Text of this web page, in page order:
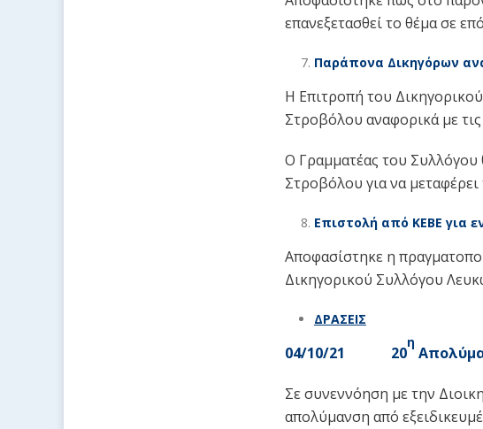
επανεξετασθεί το θέμα σε
Παράπονα Δικηγόρων
Η Επιτροπή του
Στροβόλου αναφορικά με
Ο Γραμματέας του Συλλόγου
Στροβόλου για να
Επιστολή από ΚΕΒΕ για
Αποφασίστηκε η
Δικηγορικού Συλλόγου
ΔΡΑΣΕΙΣ
04/10/21 20
η
Σε συνεννόηση με την
απολύμανση από